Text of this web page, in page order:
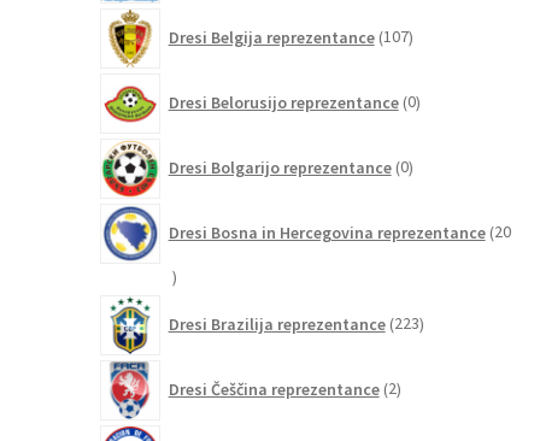
Dresi Belgija reprezentance 107izdelkov
Dresi Belorusijo reprezentance 0izdelkov
Dresi Bolgarijo reprezentance 0izdelkov
Dresi Bosna in Hercegovina reprezentance 20
20
Dresi Brazilija reprezentance 223izdelkov
Dresi Češčina reprezentance 2izdelka